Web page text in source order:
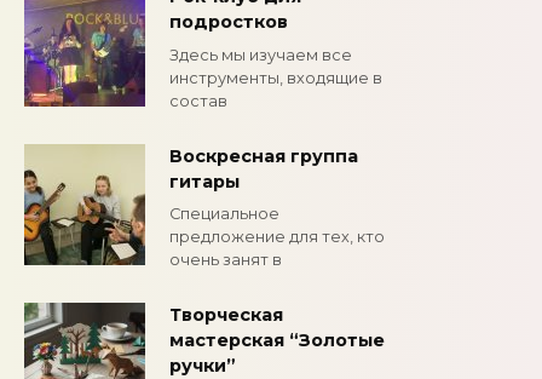
подростков
Здесь мы изучаем все
инструменты, входящие в
состав
Воскресная группа
гитары
Специальное
предложение для тех, кто
очень занят в
Творческая
мастерская “Золотые
ручки”